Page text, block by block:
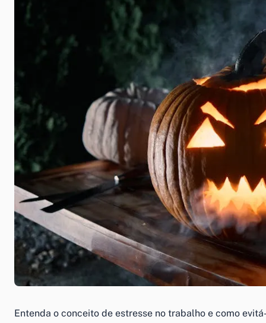
Entenda o conceito de estresse no trabalho e como